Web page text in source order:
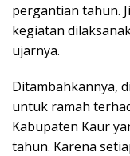
pergantian tahun.
kegiatan
ujarnya.
Ditambahkannya,
untuk ramah
Kabupaten Kaur
tahun. Karena